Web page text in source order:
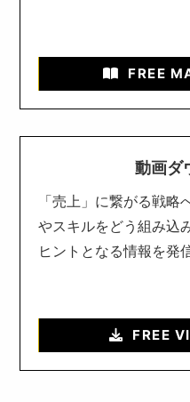
FREE
動画ダ
「売上」に繋がる戦
やスキルをどう組み込
ヒントとなる情報を発
FREE